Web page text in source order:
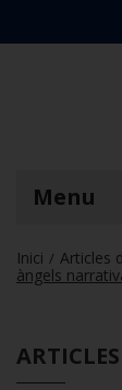
Menu
Inici / Articles
àngels